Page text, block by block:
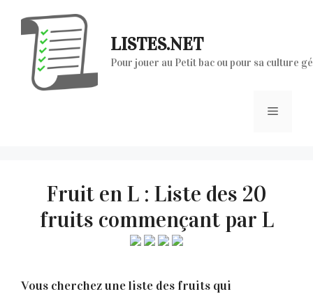
contenu
LISTES.NET
Pour jouer au Petit bac ou pour sa culture
Menu
Fruit en L : Liste des 20
fruits commençant par L
Vous cherchez une liste des fruits qui